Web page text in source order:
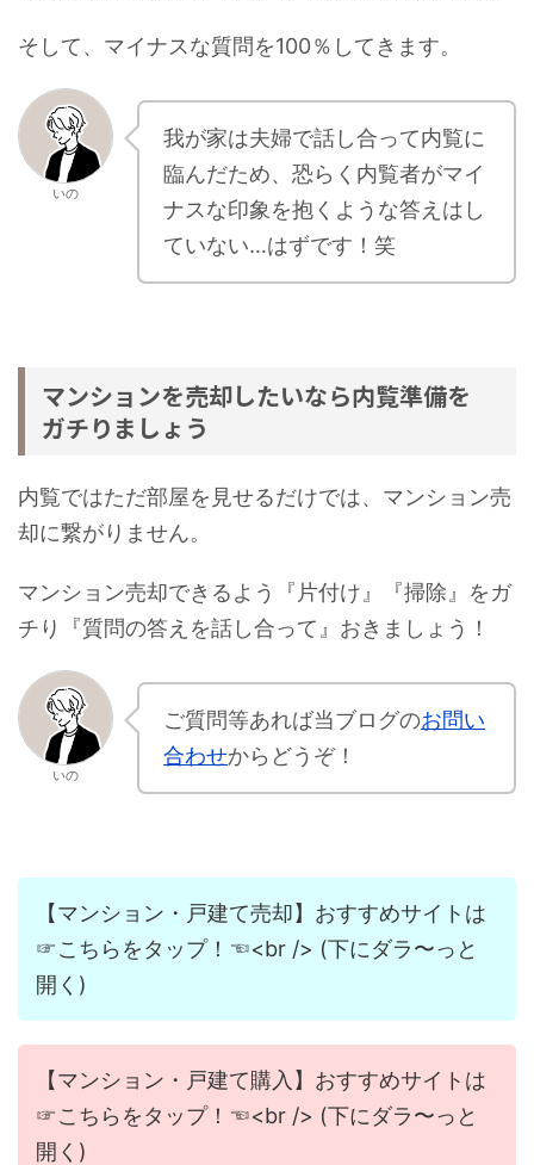
そして、マイナスな質問を100％してきます。
いの
我が家は夫婦で話し合って内覧に
臨んだため、恐らく内覧者がマイ
ナスな印象を抱くような答えはし
ていない…はずです！笑
マンションを売却したいなら内覧準備を
ガチりましょう
内覧ではただ部屋を見せるだけでは、マンション売
却に繋がりません。
マンション売却できるよう『片付け』『掃除』をガ
チり『質問の答えを話し合って』おきましょう！
いの
ご質問等あれば当ブログのお問い
合わせからどうぞ！
【マンション・戸建て売却】おすすめサイトは
☞こちらをタップ！☜<br /> (下にダラ〜っと
開く)
【マンション・戸建て購入】おすすめサイトは
☞こちらをタップ！☜<br /> (下にダラ〜っと
開く)